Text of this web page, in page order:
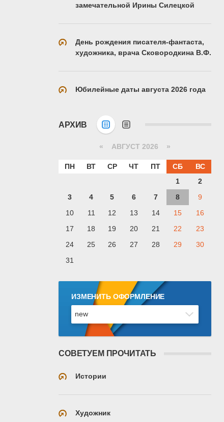
замечательной Ирины Силецкой
День рождения писателя-фантаста,
художника, врача Сковородкина В.Ф.
Юбилейные даты августа 2026 года
АРХИВ
« АВГУСТ 2026 »
ПН ВТ СР ЧТ ПТ СБ
ВС
1
2
3
4 5 6 7 8
9
10
11 12 13 14 15
16
17
18 19 20 21 22
23
24
25 26 27 28 29
30
31
ИЗМЕНИТЬ ОФОРМЛЕНИЕ
СОВЕТУЕМ ПРОЧИТАТЬ
Истории
Художник